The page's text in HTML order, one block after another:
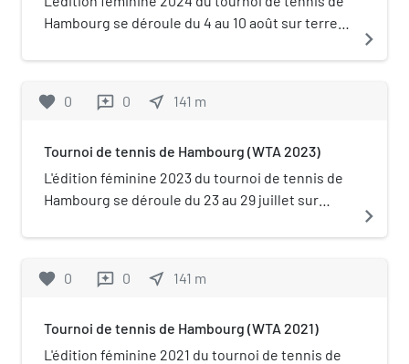
bordée par de
enseignes allemandes
que par des cafés et
Hambourg se déroule du 4 au 10 août sur terre
passe temporairement en 2024 en catégorie
avec le tournoi de Iași (qui passe donc
en raison de conflit d'agenda avec les Jeux
olympiques de Paris.
navigate_next
favorite 0 reviews 0 near_me 141 m
Tournoi de tennis de Hambourg (WTA 2023)
L'édition féminine 2023 du tournoi de tennis de
Hambourg se déroule du 23 au 29 juillet sur
catégorie WTA 250.
navigate_next
favorite 0 reviews 0 near_me 141 m
Tournoi de tennis de Hambourg (WTA 2021)
L'édition féminine 2021 du tournoi de tennis de